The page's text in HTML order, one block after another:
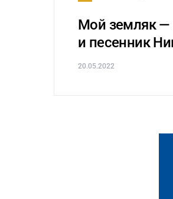
Мой земляк —
и песенник
20.05.2022